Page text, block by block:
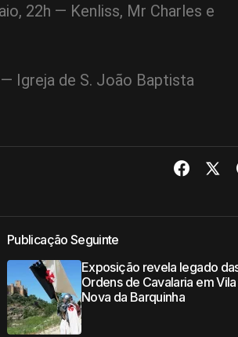
22h — Kenliss, Mr Charles e
Igreja de S. João Baptista
Publicação Seguinte
Exposição revela legado
Ordens de Cavalaria em Vila
Nova da Barquinha